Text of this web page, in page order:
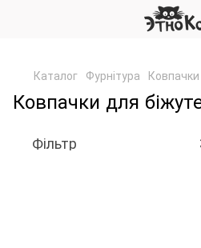
Каталог Фурнітура Ковпачки
Ковпачки для
Фільтр